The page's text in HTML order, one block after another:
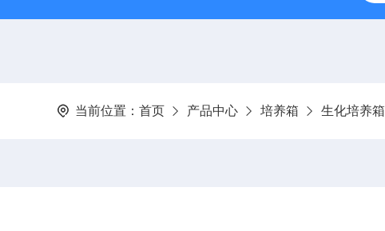
当前位置： 首页 产品中心 培养箱 生化培养箱